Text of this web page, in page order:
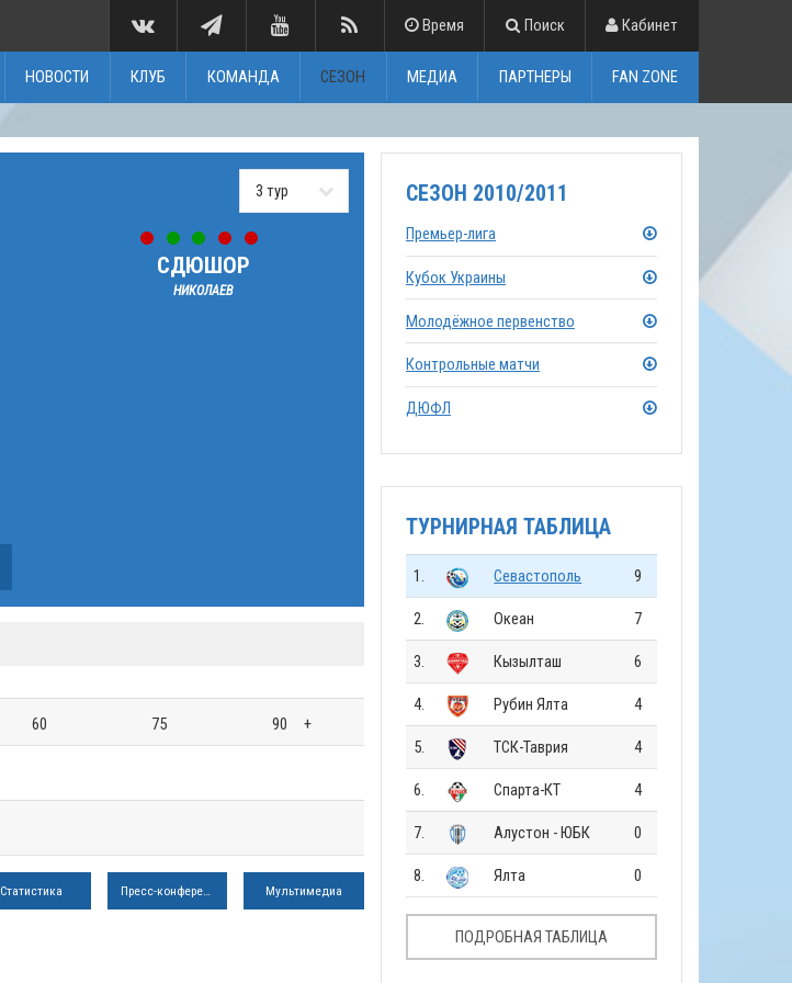
Время Поиск Кабинет
НОВОСТИ КЛУБ КОМАНДА СЕЗОН МЕДИА ПАРТНЕРЫ FAN ZONE
СДЮШОР
НИКОЛАЕВ
60 75 90 +
Статистика Пресс-конференция Мультимедиа
СЕЗОН 2010/2011
Премьер-лига
Кубок Украины
Молодёжное первенство
Контрольные матчи
ДЮФЛ
ТУРНИРНАЯ ТАБЛИЦА
1. Севастополь 9
2. Океан 7
3. Кызылташ 6
4. Рубин Ялта 4
5. ТСК-Таврия 4
6. Спарта-КТ 4
7. Алустон - ЮБК 0
8. Ялта 0
ПОДРОБНАЯ ТАБЛИЦА